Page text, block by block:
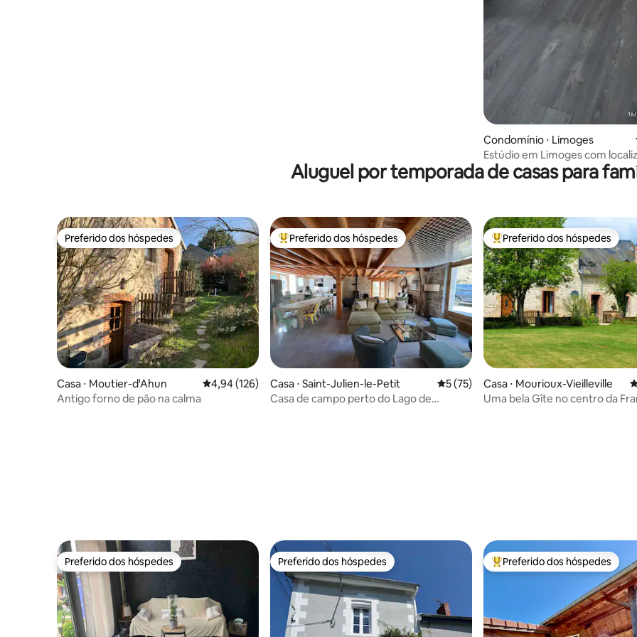
Condomínio ⋅ Limoges
Estúdio em Limoges com
ideal
Aluguel por temporada de casas para
Preferido dos hóspedes
Preferido dos hóspedes
Casa ⋅ Moutier-d'Ahun 4,94 de uma avaliação média de 5, 126 avaliações
4,94 (126)
Antigo forno de pão na calma
Entre os melhores preferidos dos hóspedes
Preferido dos hóspedes
Casa ⋅ Saint-Julien-le-Petit 5 de uma avaliação média de 5, 75
5 (75)
Casa de campo perto do Lago de
Entre os melhores preferidos
Preferido dos hóspedes
Casa ⋅ Mourioux-Vieilleville
Uma bela Gîte no centro da
Preferido dos hóspedes
Preferido dos hóspedes Preferido dos hóspedes
Preferido dos hóspedes Entre os melhores preferidos
Preferido dos hóspedes